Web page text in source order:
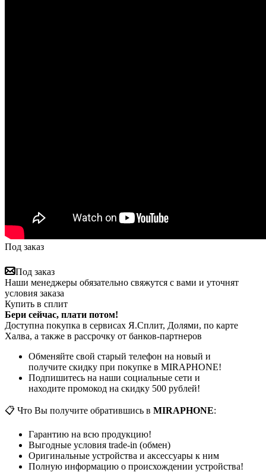
Под заказ
Под заказ
Наши менеджеры обязательно свяжутся с вами и уточнят
условия заказа
Купить в сплит
Бери сейчас, плати потом!
Доступна покупка в сервисах Я.Сплит, Долями, по карте
Халва, а также в рассрочку от банков-партнеров
Обменяйте свой старый телефон на новый и
получите скидку при покупке в MIRAPHONE!
Подпишитесь на наши социальные сети и
находите промокод на скидку 500 рублей!
📋 Что Вы получите обратившись в MIRAPHONE:
Гарантию на всю продукцию!
Выгодные условия trade-in (обмен)
Оригинальные устройства и аксессуары к ним
Полную информацию о происхождении устройства!